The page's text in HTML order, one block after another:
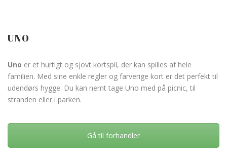
UNO
Uno er et hurtigt og sjovt kortspil, der kan spilles af hele
familien. Med sine enkle regler og farverige kort er det perfekt til
udendørs hygge. Du kan nemt tage Uno med på picnic, til
stranden eller i parken.
Gå til forhandler